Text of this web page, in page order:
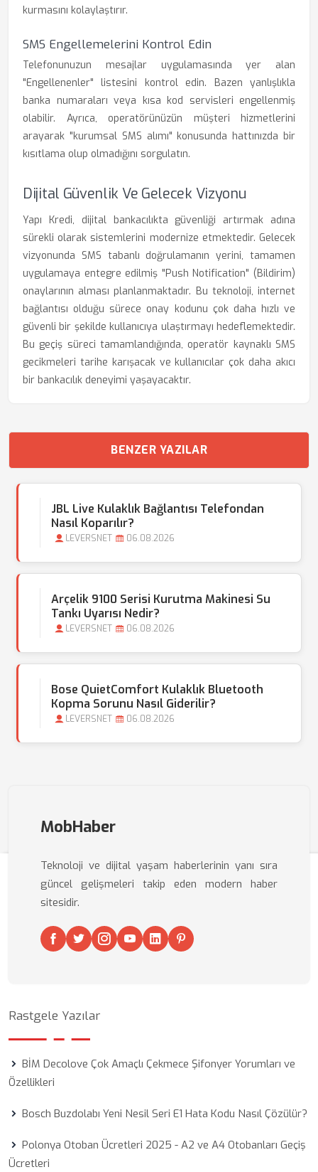
kurmasını kolaylaştırır.
SMS Engellemelerini Kontrol Edin
Telefonunuzun mesajlar uygulamasında yer alan
"Engellenenler" listesini kontrol edin. Bazen yanlışlıkla
banka numaraları veya kısa kod servisleri engellenmiş
olabilir. Ayrıca, operatörünüzün müşteri hizmetlerini
arayarak "kurumsal SMS alımı" konusunda hattınızda bir
kısıtlama olup olmadığını sorgulatın.
Dijital Güvenlik Ve Gelecek Vizyonu
Yapı Kredi, dijital bankacılıkta güvenliği artırmak adına
sürekli olarak sistemlerini modernize etmektedir. Gelecek
vizyonunda SMS tabanlı doğrulamanın yerini, tamamen
uygulamaya entegre edilmiş "Push Notification" (Bildirim)
onaylarının alması planlanmaktadır. Bu teknoloji, internet
bağlantısı olduğu sürece onay kodunu çok daha hızlı ve
güvenli bir şekilde kullanıcıya ulaştırmayı hedeflemektedir.
Bu geçiş süreci tamamlandığında, operatör kaynaklı SMS
gecikmeleri tarihe karışacak ve kullanıcılar çok daha akıcı
bir bankacılık deneyimi yaşayacaktır.
BENZER YAZILAR
JBL Live Kulaklık Bağlantısı Telefondan
Nasıl Koparılır?
LEVERSNET 06.08.2026
Arçelik 9100 Serisi Kurutma Makinesi Su
Tankı Uyarısı Nedir?
LEVERSNET 06.08.2026
Bose QuietComfort Kulaklık Bluetooth
Kopma Sorunu Nasıl Giderilir?
LEVERSNET 06.08.2026
MobHaber
Teknoloji ve dijital yaşam haberlerinin yanı sıra
güncel gelişmeleri takip eden modern haber
sitesidir.
Rastgele Yazılar
BİM Decolove Çok Amaçlı Çekmece Şifonyer Yorumları ve
Özellikleri
Bosch Buzdolabı Yeni Nesil Seri E1 Hata Kodu Nasıl Çözülür?
Polonya Otoban Ücretleri 2025 - A2 ve A4 Otobanları Geçiş
Ücretleri